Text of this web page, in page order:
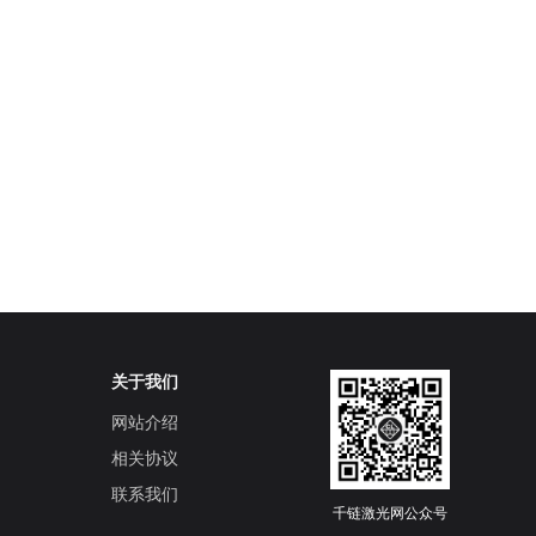
关于我们
网站介绍
相关协议
联系我们
千链激光网公众号